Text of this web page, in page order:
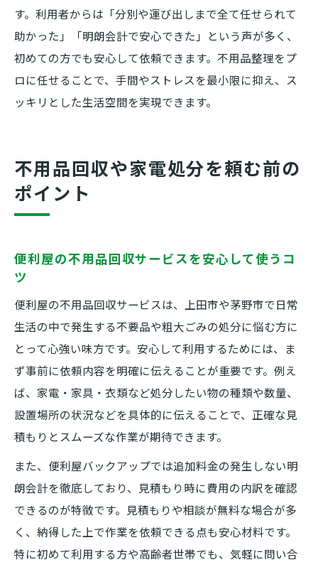
す。利用者からは「分別や運び出しまで全て任せられて
助かった」「明朗会計で安心できた」という声が多く、
初めての方でも安心して依頼できます。不用品整理をプ
ロに任せることで、手間やストレスを最小限に抑え、ス
ッキリとした生活空間を実現できます。
不用品回収や家電処分を頼む前の
ポイント
便利屋の不用品回収サービスを安心して使うコ
ツ
便利屋の不用品回収サービスは、上田市や茅野市で日常
生活の中で発生する不要品や粗大ごみの処分に悩む方に
とって心強い味方です。安心して利用するためには、ま
ず事前に依頼内容を明確に伝えることが重要です。例え
ば、家電・家具・衣類など処分したい物の種類や数量、
設置場所の状況などを具体的に伝えることで、正確な見
積もりとスムーズな作業が期待できます。
また、便利屋バックアップでは追加料金の発生しない明
朗会計を徹底しており、見積もり時に費用の内訳を確認
できるのが特徴です。見積もりや相談が無料な場合が多
く、納得した上で作業を依頼できる点も安心材料です。
特に初めて利用する方や高齢者世帯でも、気軽に問い合